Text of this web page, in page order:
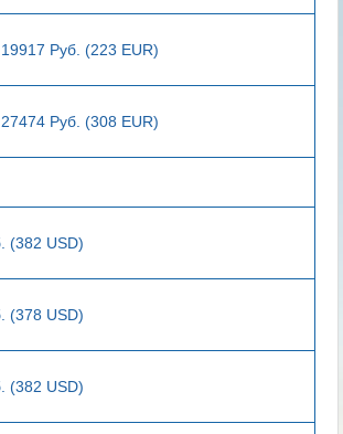
Руб. (223 EUR)
Руб. (308 EUR)
(382 USD)
(378 USD)
(382 USD)